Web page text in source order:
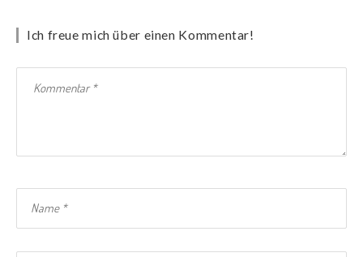
Ich freue mich über einen Kommentar!